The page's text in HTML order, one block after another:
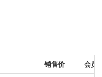
销售价
会员